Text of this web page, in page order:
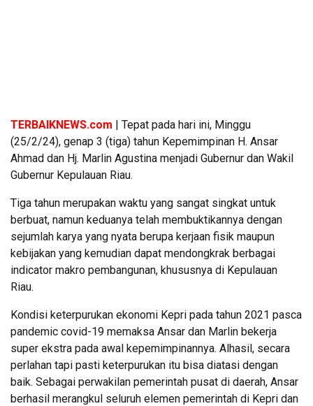
TERBAIKNEWS.com | Tepat pada hari ini, Minggu
(25/2/24), genap 3 (tiga) tahun Kepemimpinan H. Ansar
Ahmad dan Hj. Marlin Agustina menjadi Gubernur dan Wakil
Gubernur Kepulauan Riau.
Tiga tahun merupakan waktu yang sangat singkat untuk
berbuat, namun keduanya telah membuktikannya dengan
sejumlah karya yang nyata berupa kerjaan fisik maupun
kebijakan yang kemudian dapat mendongkrak berbagai
indicator makro pembangunan, khususnya di Kepulauan
Riau.
Kondisi keterpurukan ekonomi Kepri pada tahun 2021 pasca
pandemic covid-19 memaksa Ansar dan Marlin bekerja
super ekstra pada awal kepemimpinannya. Alhasil, secara
perlahan tapi pasti keterpurukan itu bisa diatasi dengan
baik. Sebagai perwakilan pemerintah pusat di daerah, Ansar
berhasil merangkul seluruh elemen pemerintah di Kepri dan